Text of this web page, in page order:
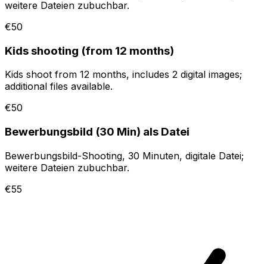
weitere Dateien zubuchbar.
€50
Kids shooting (from 12 months)
Kids shoot from 12 months, includes 2 digital images;
additional files available.
€50
Bewerbungsbild (30 Min) als Datei
Bewerbungsbild-Shooting, 30 Minuten, digitale Datei;
weitere Dateien zubuchbar.
€55